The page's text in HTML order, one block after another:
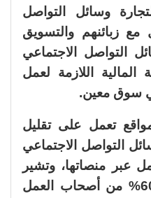
وسائل التواصل
مع زبائنهم والتسويق
التواصل الاجتماعي
المالية اللازمة لعمل
سوق معين.
تعمل على تقليل
التواصل الاجتماعي
عبر منصاتها، وتشير
الدراسات إلى أن نسبة 60% من أصحاب العمل